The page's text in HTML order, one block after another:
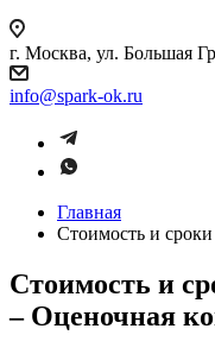
г. Москва, ул. Большая
info@spark-ok.ru
Главная
Стоимость и сроки
Стоимость и
– Оценочная